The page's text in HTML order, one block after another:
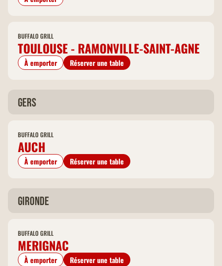
BUFFALO GRILL
TOULOUSE - RAMONVILLE-SAINT-AGNE
À emporter Réserver une table
Gers
BUFFALO GRILL
AUCH
À emporter Réserver une table
Gironde
BUFFALO GRILL
MERIGNAC
À emporter Réserver une table